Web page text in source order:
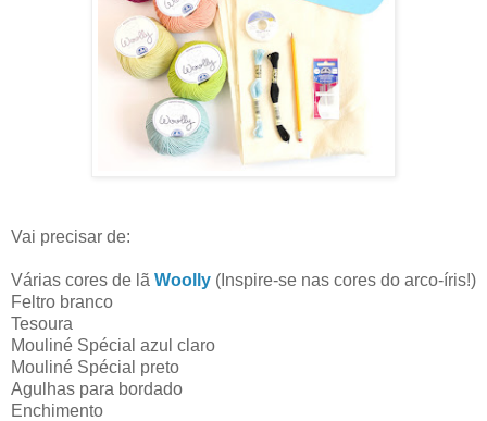
Vai precisar de:
Várias cores de lã Woolly (Inspire-se nas cores do arco-íris!)
Feltro branco
Tesoura
Mouliné Spécial azul claro
Mouliné Spécial preto
Agulhas para bordado
Enchimento